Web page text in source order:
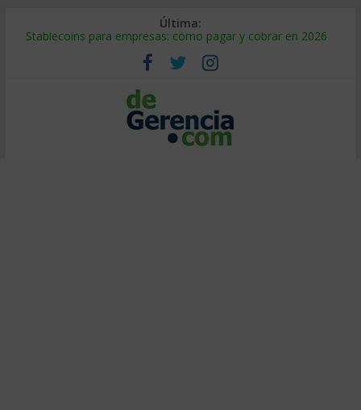
Última:
Stablecoins para empresas: cómo pagar y cobrar en 2026
Despido silencioso: qué es y por qué sale tan caro
IA en selección de personal: cómo auditarla a tiempo
Trabajo forzoso en la cadena de suministro: qué hacer
Mercado hispano de EE. UU.: cómo segmentarlo y venderle